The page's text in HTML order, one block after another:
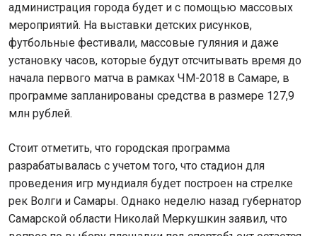
администрация города будет и с помощью массовых
мероприятий. На выставки детских рисунков,
футбольные фестивали, массовые гуляния и даже
установку часов, которые будут отсчитывать время до
начала первого матча в рамках ЧМ-2018 в Самаре, в
программе запланированы средства в размере 127,9
млн рублей.
Стоит отметить, что городская программа
разрабатывалась с учетом того, что стадион для
проведения игр мундиаля будет построен на стрелке
рек Волги и Самары. Однако неделю назад губернатор
Самарской области Николай Меркушкин заявил, что